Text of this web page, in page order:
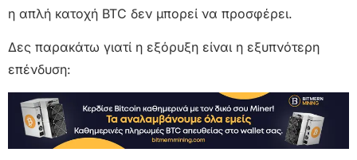
η απλή κατοχή BTC δεν μπορεί να προσφέρει.
Δες παρακάτω γιατί η εξόρυξη είναι η εξυπνότερη
επένδυση: